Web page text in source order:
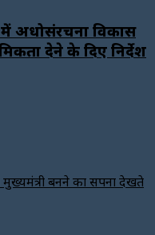
अधोसंरचना विकास
देने के दिए निर्देश
मुख्यमंत्री बनने का सपना देखते